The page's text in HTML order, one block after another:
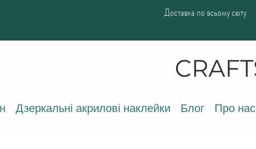
Доставка по всьому світу
Дзеркальні акрилові наклейки Блог Про нас